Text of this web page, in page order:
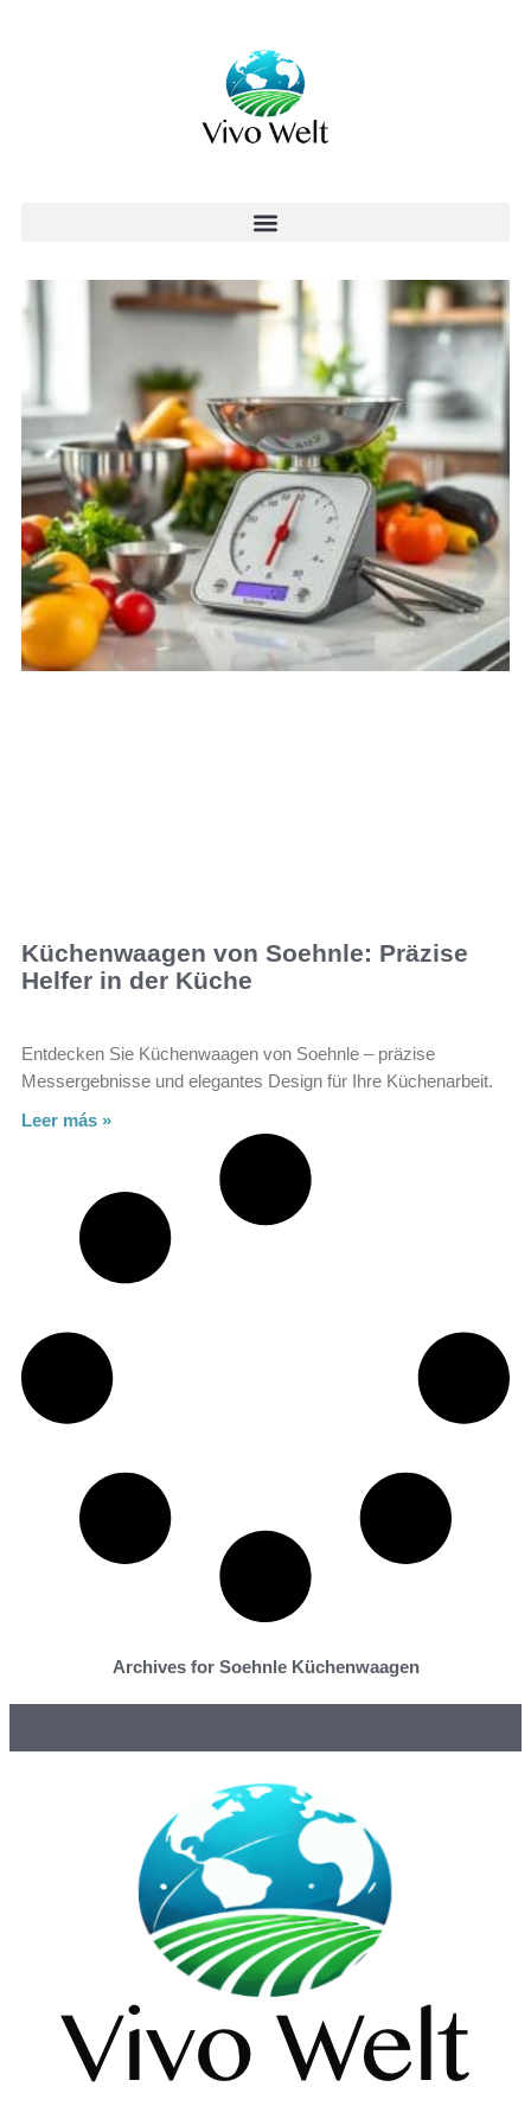
Küchenwaagen von Soehnle: Präzise
Helfer in der Küche
Entdecken Sie Küchenwaagen von Soehnle – präzise
Messergebnisse und elegantes Design für Ihre Küchenarbeit.
Leer más »
Archives for Soehnle Küchenwaagen